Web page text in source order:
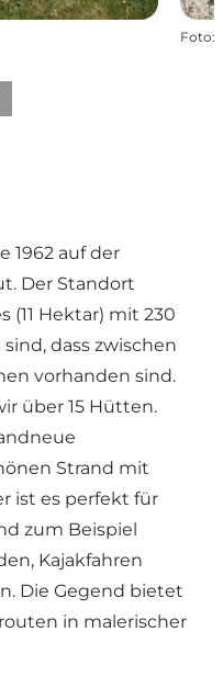
Foto:
1962 auf der
Der Standort
(11 Hektar) mit 230
dass zwischen
vorhanden sind.
über 15 Hütten.
Strand mit
ist es perfekt für
zum Beispiel
Kajakfahren
Die Gegend bietet
in malerischer